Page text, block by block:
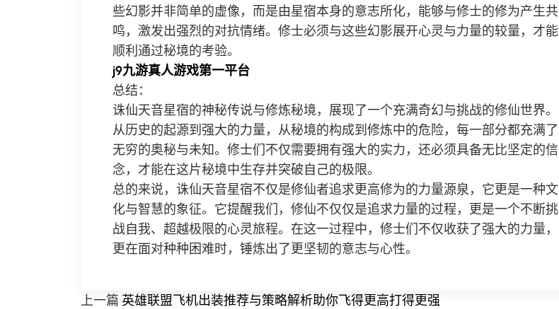
些幻影并非简单的虚像，而是由星宿本身的意志所化，能够与修士的修为产生共
鸣，激发出强烈的对抗情绪。修士必须与这些幻影展开心灵与力量的较量，才能
顺利通过秘境的考验。
j9九游真人游戏第一平台
总结：
诛仙天音星宿的神秘传说与修炼秘境，展现了一个充满奇幻与挑战的修仙世界。
从历史的起源到强大的力量，从秘境的构成到修炼中的危险，每一部分都充满了
无穷的奥秘与未知。修士们不仅需要拥有强大的实力，还必须具备无比坚定的信
念，才能在这片秘境中生存并突破自己的极限。
总的来说，诛仙天音星宿不仅是修仙者追求更高修为的力量源泉，它更是一种文
化与智慧的象征。它提醒我们，修仙不仅仅是追求力量的过程，更是一个不断挑
战自我、超越极限的心灵旅程。在这一过程中，修士们不仅收获了强大的力量，
更在面对种种困难时，锤炼出了更坚韧的意志与心性。
上一篇 英雄联盟飞机出装推荐与策略解析助你飞得更高打得更强